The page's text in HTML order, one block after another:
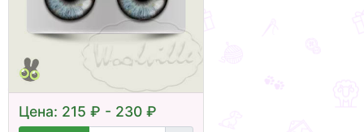
Цена: 215 ₽ - 230 ₽